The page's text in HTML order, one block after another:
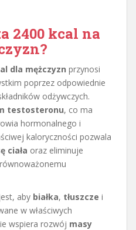
2400 kcal na
dla mężczyzn przynosi
poprzez odpowiednie
odżywczych.
testosteronu, co ma
hormonalnego i
kaloryczności pozwala
ciała oraz eliminuje
aby białka, tłuszcze i
w właściwych
wspiera rozwój masy